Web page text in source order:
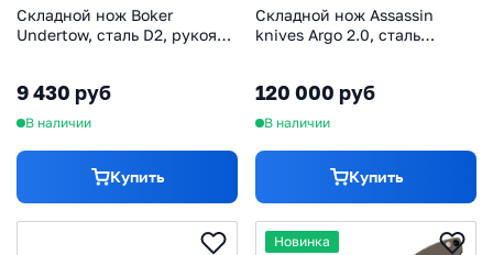
Складной нож Boker
Undertow, сталь D2, рукоять
9 430 руб
В наличии
Купить
Складной нож Assassin
knives Argo 2.0, сталь
120 000 руб
В наличии
Купить
Новинка